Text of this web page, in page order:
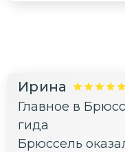
Ирина
Главное в
гида
Брюссель